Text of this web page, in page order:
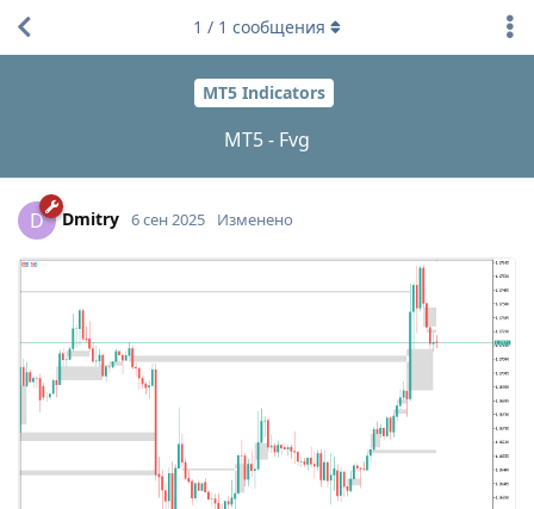
MT5 Indicators
MT5 - Fvg
1 / 1 сообщения
D Dmitry 6 сен 2025 Изменено